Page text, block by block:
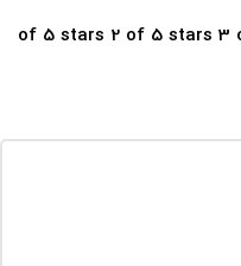
2 of 5 stars 3